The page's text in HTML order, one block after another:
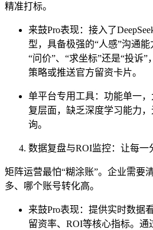
精准打标。
来鼓Pro表现：接入了
型，具备极强的“人感”沟通
“问价”、“求坐标”还是“投诉
策略或推送官方留资卡片。
单平台专用工具：功能单一
复层面，缺乏深度学习能力
询。
数据复盘与ROI监控：让每一
矩阵运营最怕“糊涂账”。企业需要
多、哪个账号转化高。
来鼓Pro表现：提供实时数据
留资率、ROI等核心指标。